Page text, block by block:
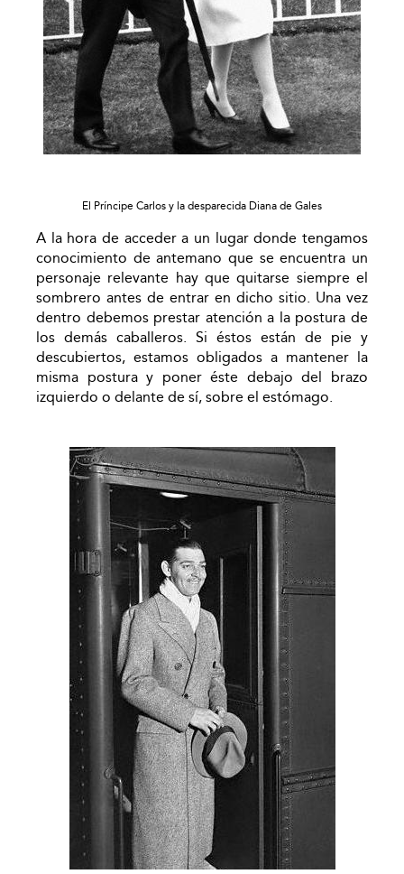
El Príncipe Carlos y la desparecida Diana de Gales
A la hora de acceder a un lugar donde tengamos
conocimiento de antemano que se encuentra un
personaje relevante hay que quitarse siempre el
sombrero antes de entrar en dicho sitio. Una vez
dentro debemos prestar atención a la postura de
los demás caballeros. Si éstos están de pie y
descubiertos, estamos obligados a mantener la
misma postura y poner éste debajo del brazo
izquierdo o delante de sí, sobre el estómago.